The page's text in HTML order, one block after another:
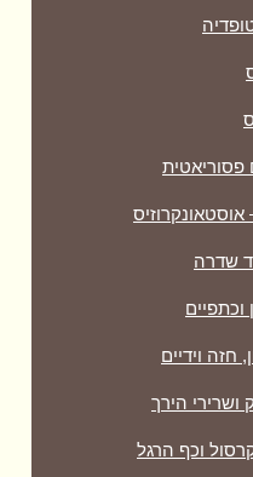
אוסטאונקרוזיס
שדרה
וכתפיים
חזה וידיים
הירך
וכף הרגל